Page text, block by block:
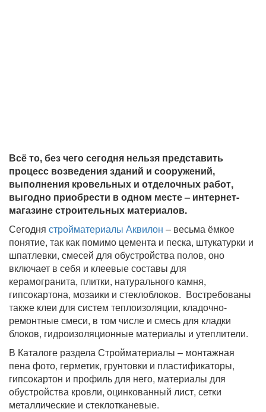
Всё то, без чего сегодня нельзя представить
процесс возведения зданий и сооружений,
выполнения кровельных и отделочных работ,
выгодно приобрести в одном месте – интернет-
магазине строительных материалов.
Сегодня стройматериалы Аквилон – весьма ёмкое
понятие, так как помимо цемента и песка, штукатурки и
шпатлевки, смесей для обустройства полов, оно
включает в себя и клеевые составы для
керамогранита, плитки, натурального камня,
гипсокартона, мозаики и стеклоблоков. Востребованы
также клеи для систем теплоизоляции, кладочно-
ремонтные смеси, в том числе и смесь для кладки
блоков, гидроизоляционные материалы и утеплители.
В Каталоге раздела Стройматериалы – монтажная
пена фото, герметик, грунтовки и пластификаторы,
гипсокартон и профиль для него, материалы для
обустройства кровли, оцинкованный лист, сетки
металлические и стеклотканевые.